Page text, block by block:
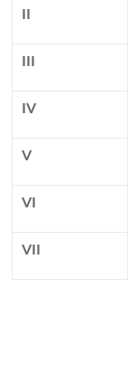
II
III
IV
V
VI
VII